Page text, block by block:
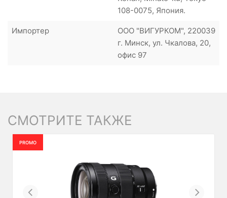
108-0075, Япония.
Импортер
ООО "ВИГУРКОМ", 220039
г. Минск, ул. Чкалова, 20,
офис 97
СМОТРИТЕ ТАКЖЕ
PROMO
Previous Next